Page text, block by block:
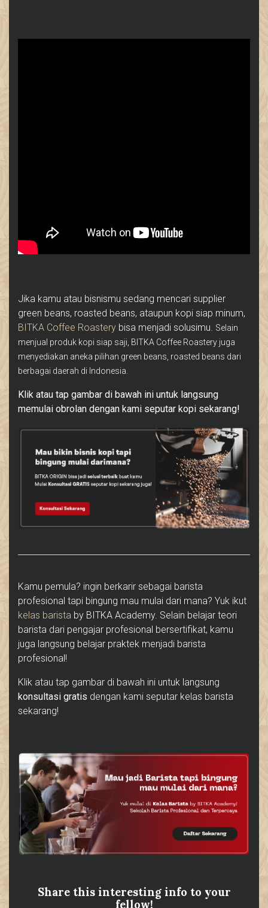
Jika kamu atau bisnismu sedang mencari supplier
green beans, roasted beans, ataupun kopi siap minum,
BITKA Coffee Roastery bisa menjadi solusimu. Selain
menjual produk kopi siap saji, BITKA Coffee Roastery juga
menyediakan aneka pilihan green beans, roasted beans dari
berbagai daerah di Indonesia.
Klik atau tap gambar di bawah ini untuk langsung
memulai obrolan dengan kami seputar kopi sekarang!
Kamu pemula? ingin berkarir sebagai barista
profesional tapi bingung mau mulai dari mana? Yuk ikut
kelas barista by BITKA Academy. Selain belajar teori
barista dari pengajar profesional bersertifikat, kamu
juga langsung belajar praktek menjadi barista
profesional!
Klik atau tap gambar di bawah ini untuk langsung
konsultasi gratis dengan kami seputar kelas barista
sekarang!
Share this interesting info to your
fellow!